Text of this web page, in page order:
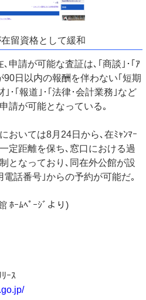
留資格として緩和
申請が可能な査証は､｢商談｣･｢ｱ
90日以内の報酬を伴わない｢短期
｣･｢報道｣･｢法律･会計業務｣など
請が可能となっている｡
おいては8月24日から､在ﾐｬﾝﾏｰ
定距離を保ち､窓口における過
となっており､同在外公館が設
話番号｣からの予約が可能だ｡
ﾎｰﾑﾍﾟｰｼﾞより)
ｰｽ